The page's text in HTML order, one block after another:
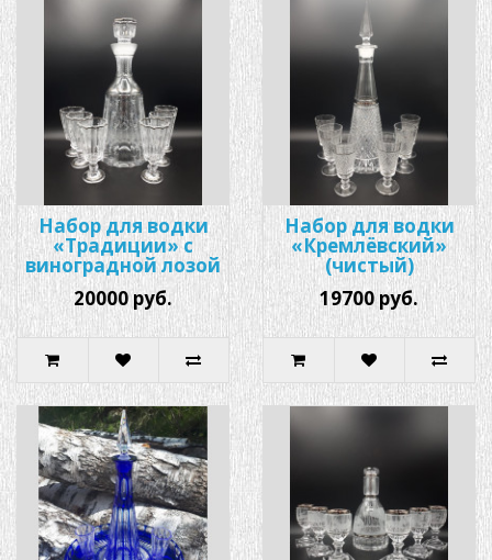
Набор для водки
«Традиции» с
виноградной лозой
20000 руб.
Набор для водки
«Кремлёвский»
(чистый)
19700 руб.